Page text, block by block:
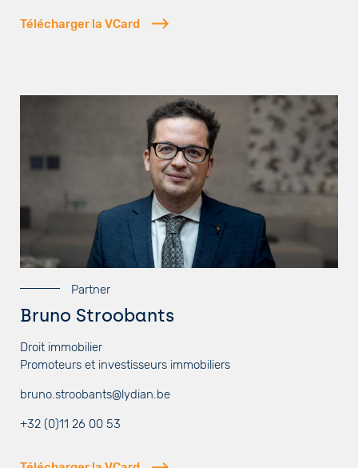
Télécharger la VCard
Partner
Bruno Stroobants
Droit immobilier
Promoteurs et investisseurs immobiliers
bruno.stroobants@lydian.be
+32 (0)11 26 00 53